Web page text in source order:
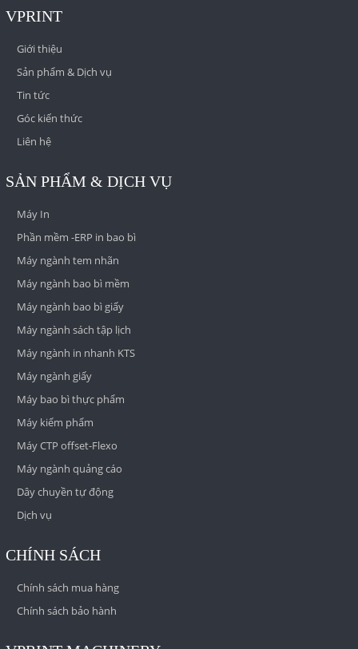
VPRINT
Giới thiệu
Sản phẩm & Dịch vụ
Tin tức
Góc kiến thức
Liên hệ
SẢN PHẨM & DỊCH VỤ
Máy In
Phần mềm -ERP in bao bì
Máy ngành tem nhãn
Máy ngành bao bì mềm
Máy ngành bao bì giấy
Máy ngành sách tập lịch
Máy ngành in nhanh KTS
Máy ngành giấy
Máy bao bì thực phẩm
Máy kiểm phẩm
Máy CTP offset-Flexo
Máy ngành quảng cáo
Dây chuyền tự động
Dịch vụ
CHÍNH SÁCH
Chính sách mua hàng
Chính sách bảo hành